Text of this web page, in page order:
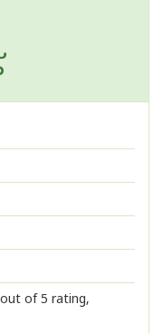
out of 5 rating,